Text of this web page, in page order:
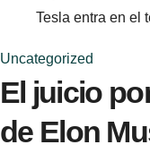
Tesla entra en el
Uncategorized
El juicio
de Elon